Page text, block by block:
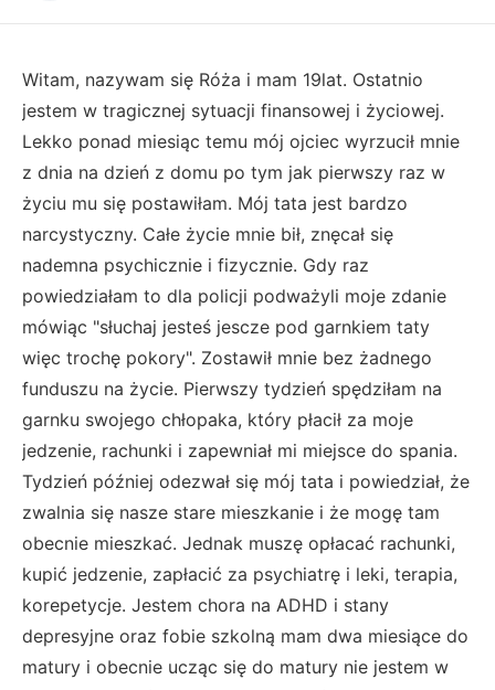
Witam, nazywam się Róża i mam 19lat. Ostatnio
jestem w tragicznej sytuacji finansowej i życiowej.
Lekko ponad miesiąc temu mój ojciec wyrzucił mnie
z dnia na dzień z domu po tym jak pierwszy raz w
życiu mu się postawiłam. Mój tata jest bardzo
narcystyczny. Całe życie mnie bił, znęcał się
nademna psychicznie i fizycznie. Gdy raz
powiedziałam to dla policji podważyli moje zdanie
mówiąc "słuchaj jesteś jescze pod garnkiem taty
więc trochę pokory". Zostawił mnie bez żadnego
funduszu na życie. Pierwszy tydzień spędziłam na
garnku swojego chłopaka, który płacił za moje
jedzenie, rachunki i zapewniał mi miejsce do spania.
Tydzień później odezwał się mój tata i powiedział, że
zwalnia się nasze stare mieszkanie i że mogę tam
obecnie mieszkać. Jednak muszę opłacać rachunki,
kupić jedzenie, zapłacić za psychiatrę i leki, terapia,
korepetycje. Jestem chora na ADHD i stany
depresyjne oraz fobie szkolną mam dwa miesiące do
matury i obecnie ucząc się do matury nie jestem w